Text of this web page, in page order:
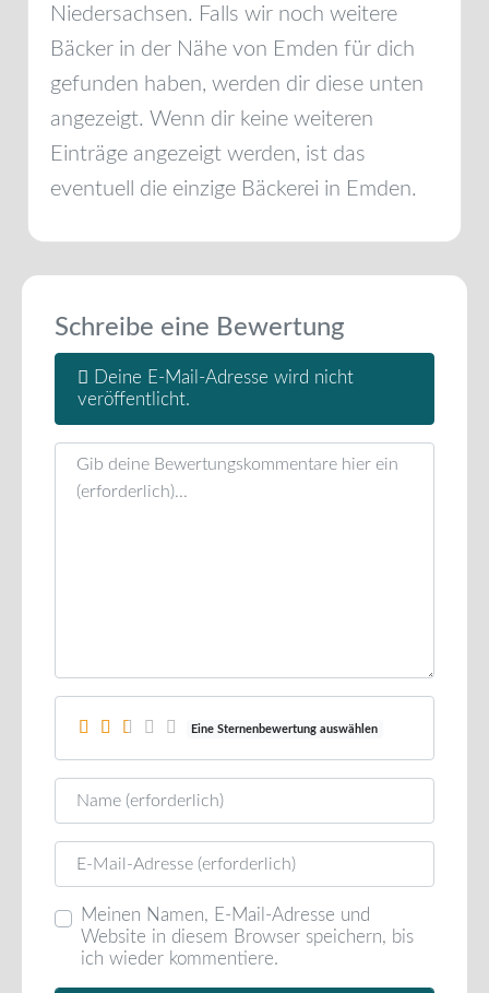
Niedersachsen. Falls wir noch weitere
Bäcker in der Nähe von Emden für dich
gefunden haben, werden dir diese unten
angezeigt. Wenn dir keine weiteren
Einträge angezeigt werden, ist das
eventuell die einzige Bäckerei in Emden.
Schreibe eine Bewertung
Deine E-Mail-Adresse wird nicht
veröffentlicht.
Rezensionstext
Eine Sternenbewertung auswählen
Name
E-Mail
Meinen Namen, E-Mail-Adresse und
Website in diesem Browser speichern, bis
ich wieder kommentiere.